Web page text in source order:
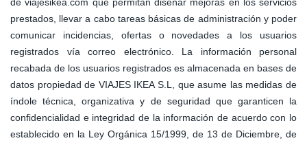
prestados, llevar a cabo tareas básicas de administración y poder
comunicar incidencias, ofertas o novedades a los usuarios
registrados vía correo electrónico. La información personal
recabada de los usuarios registrados es almacenada en bases de
datos propiedad de VIAJES IKEA S.L, que asume las medidas de
índole técnica, organizativa y de seguridad que garanticen la
confidencialidad e integridad de la información de acuerdo con lo
establecido en la Ley Orgánica 15/1999, de 13 de Diciembre, de